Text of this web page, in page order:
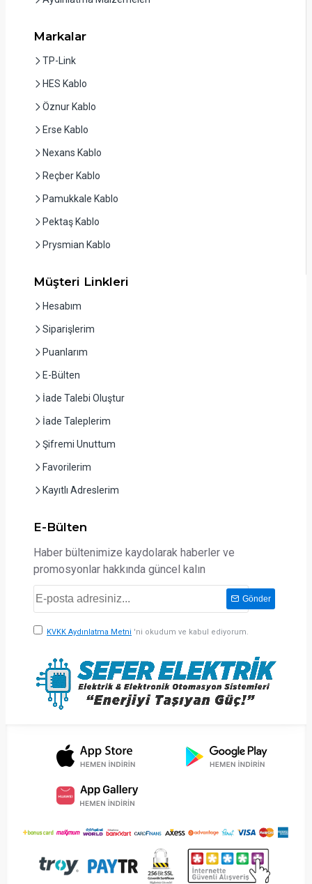
Markalar
TP-Link
HES Kablo
Öznur Kablo
Erse Kablo
Nexans Kablo
Reçber Kablo
Pamukkale Kablo
Pektaş Kablo
Prysmian Kablo
Müşteri Linkleri
Hesabım
Siparişlerim
Puanlarım
E-Bülten
İade Talebi Oluştur
İade Taleplerim
Şifremi Unuttum
Favorilerim
Kayıtlı Adreslerim
E-Bülten
Haber bültenimize kaydolarak haberler ve
promosyonlar hakkında güncel kalın
Gönder
KVKK Aydınlatma Metni 'ni okudum ve kabul ediyorum.